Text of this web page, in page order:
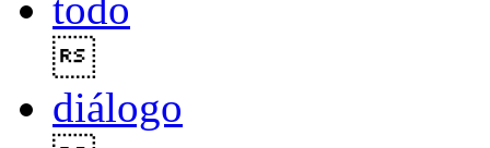
diálogo